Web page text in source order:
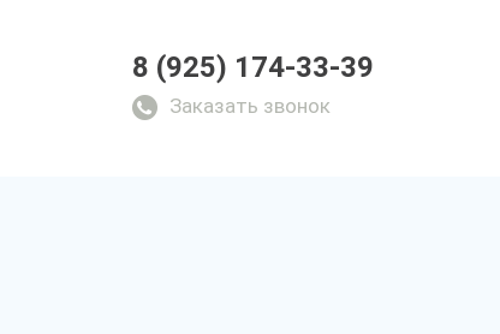
8 (925) 174-33-39
Заказать звонок